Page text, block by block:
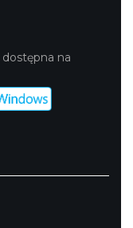
dostępna na